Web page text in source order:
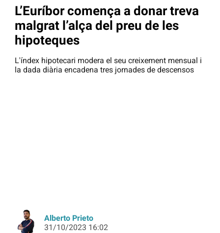
L’Euríbor comença a donar treva
malgrat l’alça del preu de les
hipoteques
L'índex hipotecari modera el seu creixement mensual i
la dada diària encadena tres jornades de descensos
Alberto Prieto
31/10/2023 16:02